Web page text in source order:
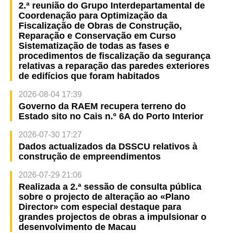
2.ª reunião do Grupo Interdepartamental de
Coordenação para Optimização da
Fiscalização de Obras de Construção,
Reparação e Conservação em Curso
Sistematização de todas as fases e
procedimentos de fiscalização da segurança
relativas a reparação das paredes exteriores
de edifícios que foram habitados
2026-08-04 17:39
Governo da RAEM recupera terreno do
Estado sito no Cais n.º 6A do Porto Interior
2026-07-30 17:27
Dados actualizados da DSSCU relativos à
construção de empreendimentos
2026-07-29 21:06
Realizada a 2.ª sessão de consulta pública
sobre o projecto de alteração ao «Plano
Director» com especial destaque para
grandes projectos de obras a impulsionar o
desenvolvimento de Macau